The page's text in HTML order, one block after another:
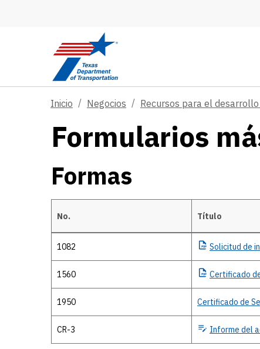
Inicio Negocios Recursos para el
Formularios
Formas
Formas
No. Título
1082 Solicitud de
1560 Certificado
1950 Certificado de
CR-3 Informe del